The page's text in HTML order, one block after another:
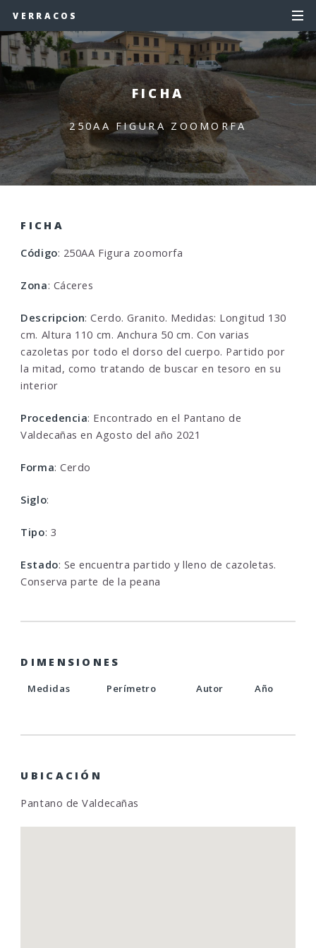
VERRACOS
FICHA
250AA FIGURA ZOOMORFA
FICHA
Código: 250AA Figura zoomorfa
Zona: Cáceres
Descripcion: Cerdo. Granito. Medidas: Longitud 130
cm. Altura 110 cm. Anchura 50 cm. Con varias
cazoletas por todo el dorso del cuerpo. Partido por
la mitad, como tratando de buscar en tesoro en su
interior
Procedencia: Encontrado en el Pantano de
Valdecañas en Agosto del año 2021
Forma: Cerdo
Siglo:
Tipo: 3
Estado: Se encuentra partido y lleno de cazoletas.
Conserva parte de la peana
DIMENSIONES
Medidas Perímetro Autor Año
UBICACIÓN
Pantano de Valdecañas